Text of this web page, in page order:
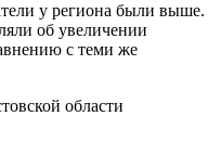
у региона были выше.
об увеличении
с теми же
области